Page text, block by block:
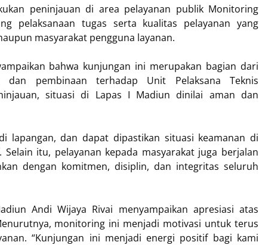
peninjauan di area pelayanan publik Monitoring
pelaksanaan tugas serta kualitas pelayanan yang
masyarakat pengguna layanan.
bahwa kunjungan ini merupakan bagian dari
dan pembinaan terhadap Unit Pelaksana Teknis
situasi di Lapas I Madiun dinilai aman dan
lapangan, dan dapat dipastikan situasi keamanan di
itu, pelayanan kepada masyarakat juga berjalan
dengan komitmen, disiplin, dan integritas seluruh
Andi Wijaya Rivai menyampaikan apresiasi atas
monitoring ini menjadi motivasi untuk terus
“Kunjungan ini menjadi energi positif bagi kami